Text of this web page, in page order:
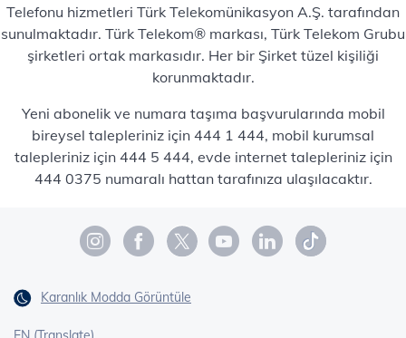
Telefonu hizmetleri Türk Telekomünikasyon A.Ş. tarafından
sunulmaktadır. Türk Telekom® markası, Türk Telekom Grubu
şirketleri ortak markasıdır. Her bir Şirket tüzel kişiliği
korunmaktadır.
Yeni abonelik ve numara taşıma başvurularında mobil
bireysel talepleriniz için 444 1 444, mobil kurumsal
talepleriniz için 444 5 444, evde internet talepleriniz için
444 0375 numaralı hattan tarafınıza ulaşılacaktır.
Karanlık Modda Görüntüle